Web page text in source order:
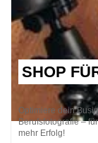
SHOP
Optimiere dein
Berufsfotografie –
mehr Erfolg!